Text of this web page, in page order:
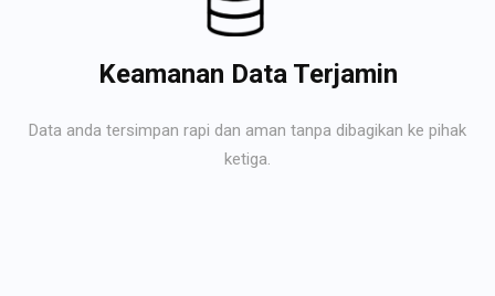
Keamanan Data Terjamin
Data anda tersimpan rapi dan aman tanpa dibagikan ke pihak
ketiga.